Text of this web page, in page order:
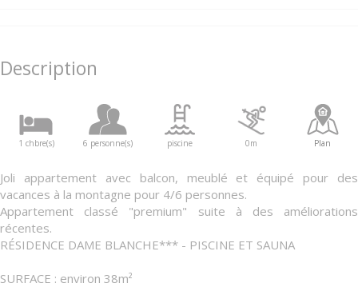
Description
1 chbre(s) 6 personne(s) piscine 0m Plan
Joli appartement avec balcon, meublé et équipé pour des
vacances à la montagne pour 4/6 personnes.
Appartement classé "premium" suite à des améliorations
récentes.
RÉSIDENCE DAME BLANCHE*** - PISCINE ET SAUNA
SURFACE : environ 38m²